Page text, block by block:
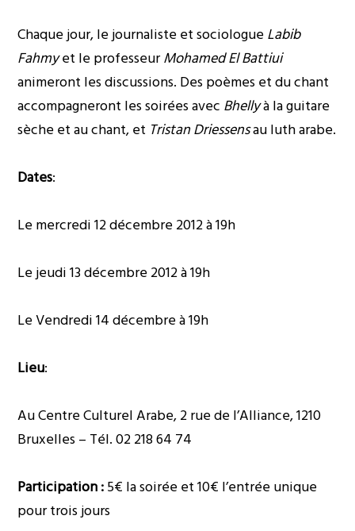
Chaque jour, le journaliste et sociologueLabib
Fahmyet le professeurMohamed El Battiui
animeront les discussions. Des poèmes et du chant
accompagneront les soirées avec Bhellyà la guitare
sèche et au chant, et Tristan Driessensau luth arabe.
Dates:
Le mercredi 12 décembre 2012 à 19h
Le jeudi 13 décembre 2012 à 19h
Le Vendredi 14 décembre à 19h
Lieu:
Au Centre Culturel Arabe, 2 rue de l’Alliance, 1210
Bruxelles – Tél. 02 218 64 74
Participation :5€ la soirée et 10€ l’entrée unique
pour trois jours